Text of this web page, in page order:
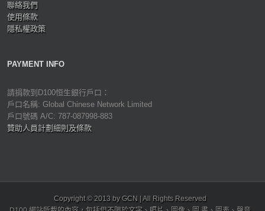
聯絡我們
使用條款
隱私權政策
PAYMENT INFO
請捐款到D100恒生銀行戶口：
戶口名稱: Global Chinese Network Limited
戶口號碼 A/C: 787-087998-883
贊助人員計劃細則及條款
Copyright © 2013 by GCN | All Rights Reserved